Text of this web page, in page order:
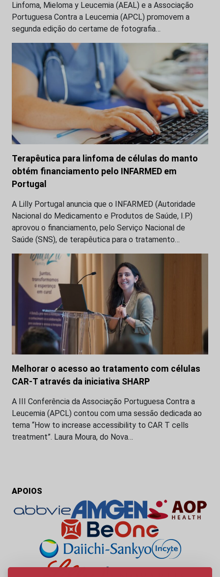
Linfoma, Mieloma y Leucemia (AEAL) e a Associação
Portuguesa Contra a Leucemia (APCL) promovem a
segunda edição do certame de fotografia…
Terapêutica para linfoma de células do manto
obtém financiamento pelo INFARMED em
Portugal
A Lilly Portugal anuncia que o INFARMED (Autoridade
Nacional do Medicamento e Produtos de Saúde, I.P.)
aprovou o financiamento, pelo Serviço Nacional de
Saúde (SNS), de terapêutica para o tratamento…
Melhorar o acesso ao tratamento com células
CAR-T através da iniciativa SHARP
A III Conferência da Associação Portuguesa Contra a
Leucemia (APCL) contou com uma sessão dedicada ao
tema “How to increase accessibility to CAR T cells
treatment”. Laura Moura, do Nova…
APOIOS